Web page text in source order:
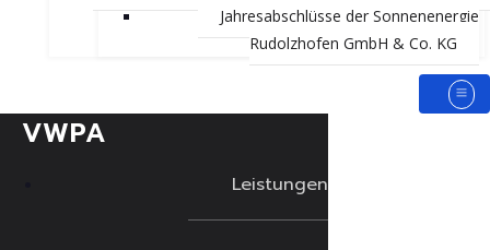
Jahresabschlüsse der Sonnenenergie
Rudolzhofen GmbH & Co. KG
VWPA
Leistungen